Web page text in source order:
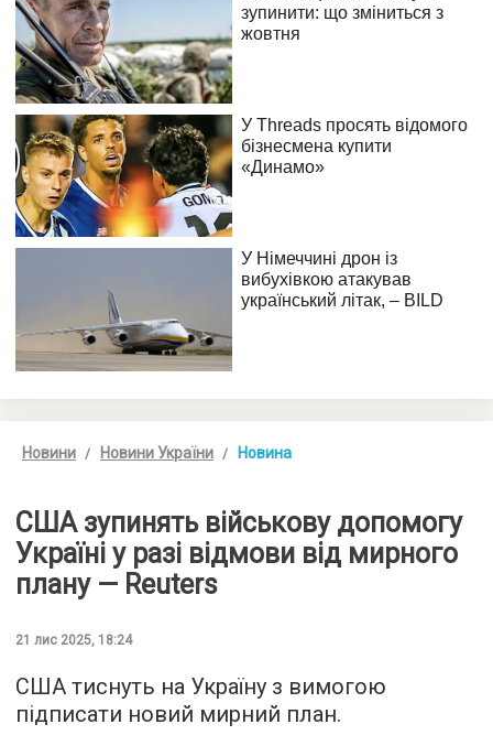
Новини Новини України Новина
США зупинять військову допомогу
Україні у разі відмови від мирного
плану — Reuters
21 лис 2025, 18:24
США тиснуть на Україну з вимогою
підписати новий мирний план.